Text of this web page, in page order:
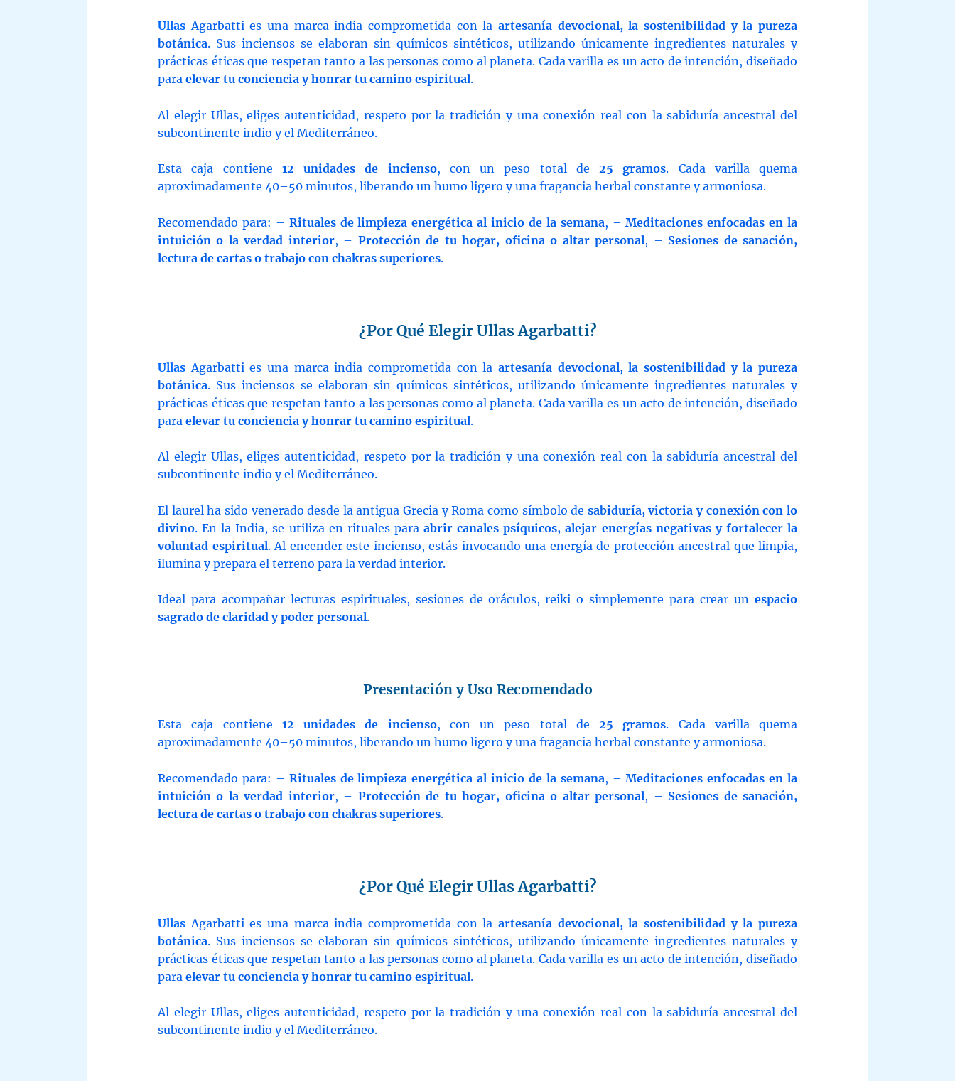
Ullas Agarbatti es una marca india comprometida con la artesanía devocional, la sostenibilidad y la pureza
botánica. Sus inciensos se elaboran sin químicos sintéticos, utilizando únicamente ingredientes naturales y
prácticas éticas que respetan tanto a las personas como al planeta. Cada varilla es un acto de intención, diseñado
para elevar tu conciencia y honrar tu camino espiritual.
Al elegir Ullas, eliges autenticidad, respeto por la tradición y una conexión real con la sabiduría ancestral del
subcontinente indio y el Mediterráneo.
Esta caja contiene 12 unidades de incienso, con un peso total de 25 gramos. Cada varilla quema
aproximadamente 40–50 minutos, liberando un humo ligero y una fragancia herbal constante y armoniosa.
Recomendado para: – Rituales de limpieza energética al inicio de la semana, –Meditaciones enfocadas en la
intuición o la verdad interior, – Protección de tu hogar, oficina o altar personal, – Sesiones de sanación,
lectura de cartas o trabajo con chakras superiores.
¿Por Qué Elegir Ullas Agarbatti?
Ullas Agarbatti es una marca india comprometida con la artesanía devocional, la sostenibilidad y la pureza
botánica. Sus inciensos se elaboran sin químicos sintéticos, utilizando únicamente ingredientes naturales y
prácticas éticas que respetan tanto a las personas como al planeta. Cada varilla es un acto de intención, diseñado
para elevar tu conciencia y honrar tu camino espiritual.
Al elegir Ullas, eliges autenticidad, respeto por la tradición y una conexión real con la sabiduría ancestral del
subcontinente indio y el Mediterráneo.
El laurel ha sido venerado desde la antigua Grecia y Roma como símbolo de sabiduría, victoria y conexión con lo
divino. En la India, se utiliza en rituales paraabrir canales psíquicos, alejar energías negativas y fortalecer la
voluntad espiritual. Al encender este incienso, estás invocando una energía de protección ancestral que limpia,
ilumina y prepara el terreno para la verdad interior.
Ideal para acompañar lecturas espirituales, sesiones de oráculos, reiki o simplemente para crear un espacio
sagrado de claridad y poder personal.
Presentación y Uso Recomendado
Esta caja contiene 12 unidades de incienso, con un peso total de 25 gramos. Cada varilla quema
aproximadamente 40–50 minutos, liberando un humo ligero y una fragancia herbal constante y armoniosa.
Recomendado para: – Rituales de limpieza energética al inicio de la semana, –Meditaciones enfocadas en la
intuición o la verdad interior, – Protección de tu hogar, oficina o altar personal, – Sesiones de sanación,
lectura de cartas o trabajo con chakras superiores.
¿Por Qué Elegir Ullas Agarbatti?
Ullas Agarbatti es una marca india comprometida con la artesanía devocional, la sostenibilidad y la pureza
botánica. Sus inciensos se elaboran sin químicos sintéticos, utilizando únicamente ingredientes naturales y
prácticas éticas que respetan tanto a las personas como al planeta. Cada varilla es un acto de intención, diseñado
para elevar tu conciencia y honrar tu camino espiritual.
Al elegir Ullas, eliges autenticidad, respeto por la tradición y una conexión real con la sabiduría ancestral del
subcontinente indio y el Mediterráneo.